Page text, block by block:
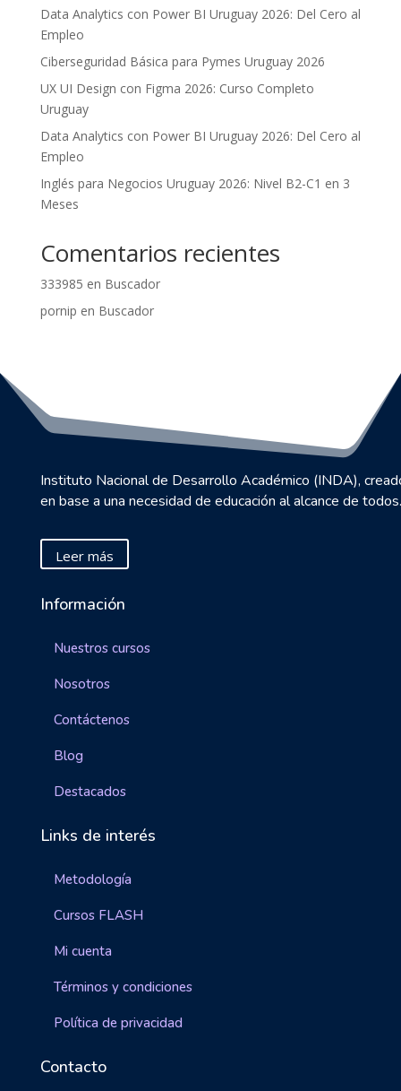
Data Analytics con Power BI Uruguay 2026: Del Cero al
Empleo
Ciberseguridad Básica para Pymes Uruguay 2026
UX UI Design con Figma 2026: Curso Completo
Uruguay
Data Analytics con Power BI Uruguay 2026: Del Cero al
Empleo
Inglés para Negocios Uruguay 2026: Nivel B2-C1 en 3
Meses
Comentarios recientes
333985 en Buscador
pornip en Buscador
Instituto Nacional de Desarrollo Académico (INDA),
en base a una necesidad de educación al alcance de todos.
Leer más
Información
Nuestros cursos
Nosotros
Contáctenos
Blog
Destacados
Links de interés
Metodología
Cursos FLASH
Mi cuenta
Términos y condiciones
Política de privacidad
Contacto